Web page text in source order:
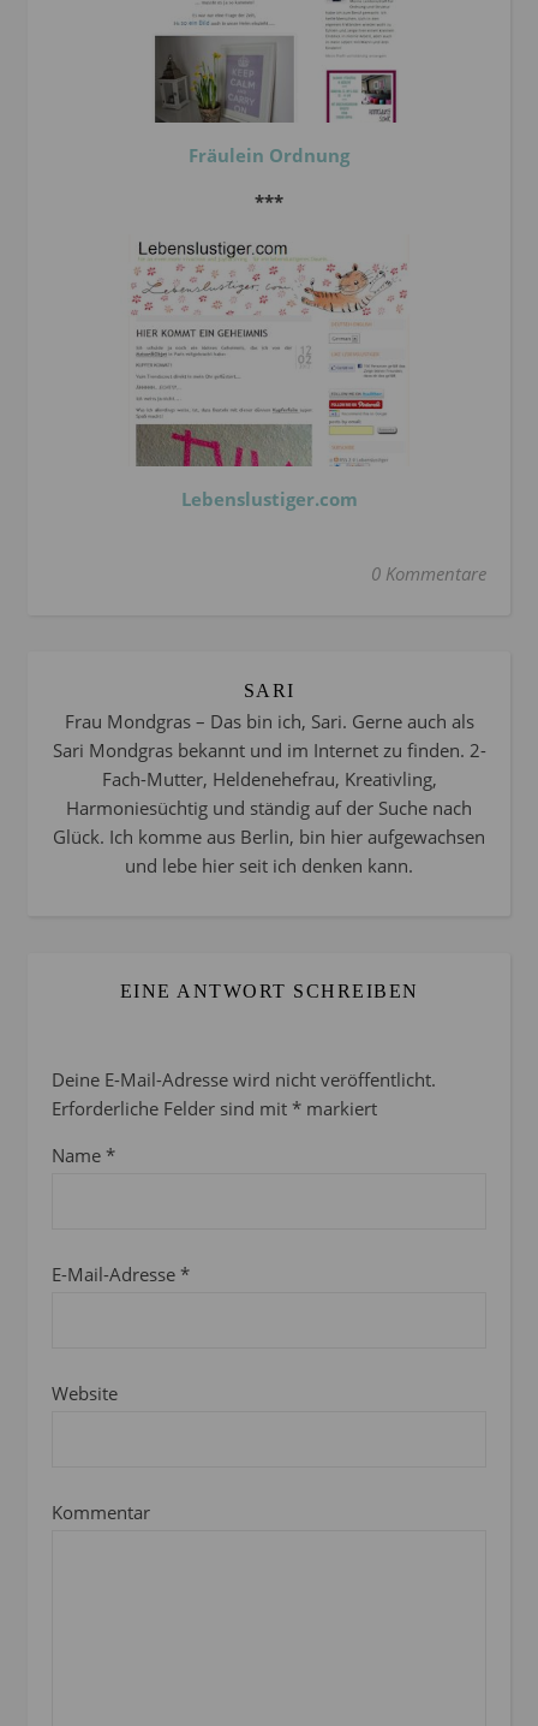
Fräulein Ordnung
***
Lebenslustiger.com
0 Kommentare
SARI
Frau Mondgras – Das bin ich, Sari. Gerne auch als
Sari Mondgras bekannt und im Internet zu finden. 2-
Fach-Mutter, Heldenehefrau, Kreativling,
Harmoniesüchtig und ständig auf der Suche nach
Glück. Ich komme aus Berlin, bin hier aufgewachsen
und lebe hier seit ich denken kann.
EINE ANTWORT SCHREIBEN
Deine E-Mail-Adresse wird nicht veröffentlicht.
Erforderliche Felder sind mit * markiert
Name *
E-Mail-Adresse *
Website
Kommentar